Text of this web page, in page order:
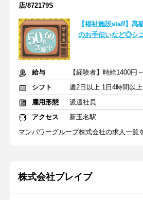
店/872179S
【福祉施設staff】高
のお手伝いなど◎シ
給与
シフト
雇用形態
派遣社員
アクセス
新玉名駅
マンパワーグループ株式会社の求人一覧
株式会社ブレイブ